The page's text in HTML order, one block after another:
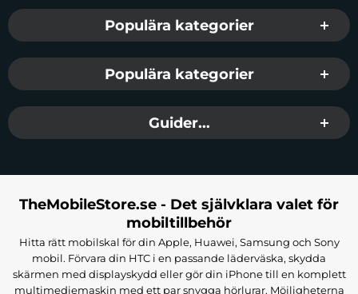
Populära kategorier
Populära kategorier
Guider...
TheMobileStore.se - Det självklara valet för
mobiltillbehör
Hitta rätt mobilskal för din Apple, Huawei, Samsung och Sony
mobil. Förvara din HTC i en passande läderväska, skydda
skärmen med displayskydd eller gör din iPhone till en komplett
multimediemaskin med ett par snygga hörlurar. Möjligheterna